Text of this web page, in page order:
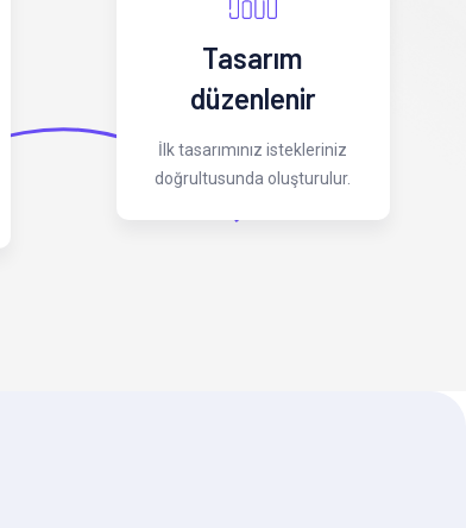
Tasarım
düzenlenir
İlk tasarımınız istekleriniz
doğrultusunda oluşturulur.